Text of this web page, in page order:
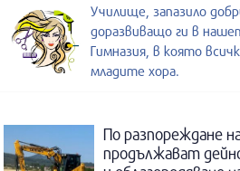
Училище, запазило
доразвиващо ги в
Гимназия, в която
младите хора.
По разпореждане
продължават